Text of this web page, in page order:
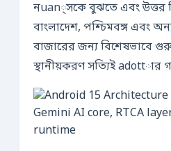
নuan্সকে বুঝতে এবং উত্তর
বাংলাদেশ, পশ্চিমবঙ্গ এবং
বাজারের জন্য বিশেষভাবে
স্থানীয়করণ সত্যিই adottার